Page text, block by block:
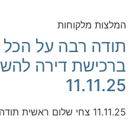
המלצות מלקוחות
תודה רבה על הכל
ברכישת דירה
11.11.25
11.11.25 צחי שלום